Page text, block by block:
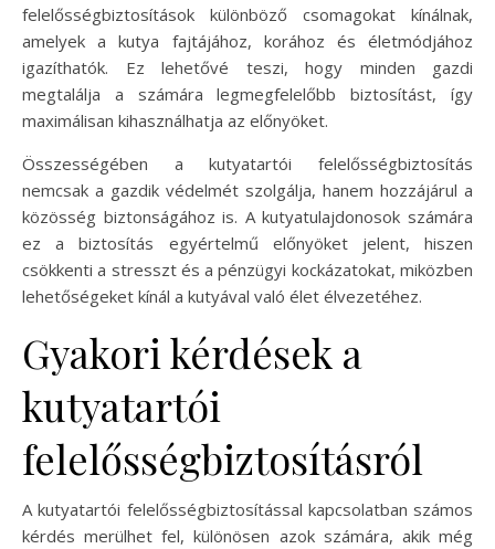
felelősségbiztosítások különböző csomagokat kínálnak,
amelyek a kutya fajtájához, korához és életmódjához
igazíthatók. Ez lehetővé teszi, hogy minden gazdi
megtalálja a számára legmegfelelőbb biztosítást, így
maximálisan kihasználhatja az előnyöket.
Összességében a kutyatartói felelősségbiztosítás
nemcsak a gazdik védelmét szolgálja, hanem hozzájárul a
közösség biztonságához is. A kutyatulajdonosok számára
ez a biztosítás egyértelmű előnyöket jelent, hiszen
csökkenti a stresszt és a pénzügyi kockázatokat, miközben
lehetőségeket kínál a kutyával való élet élvezetéhez.
Gyakori kérdések a
kutyatartói
felelősségbiztosításról
A kutyatartói felelősségbiztosítással kapcsolatban számos
kérdés merülhet fel, különösen azok számára, akik még